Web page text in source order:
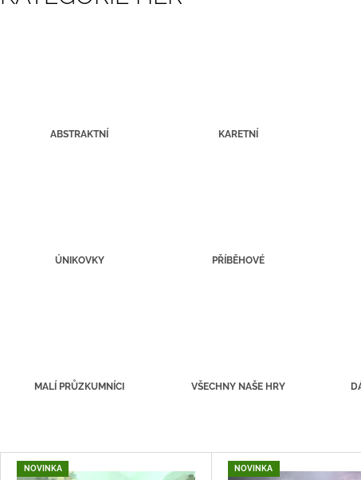
ABSTRAKTNÍ KARETNÍ
ÚNIKOVKY PŘÍBĚHOVÉ
MALÍ PRŮZKUMNÍCI VŠECHNY NAŠE HRY
V
NOVINKA NOVINKA
300 Kč